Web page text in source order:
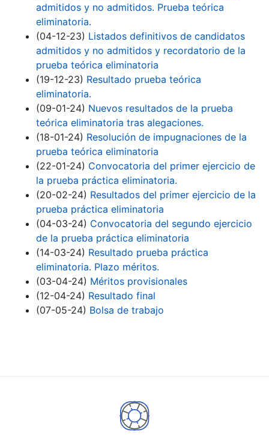
admitidos y no admitidos. Prueba teórica
eliminatoria.
(04-12-23) Listados definitivos de candidatos
admitidos y no admitidos y recordatorio de la
prueba teórica eliminatoria
(19-12-23) Resultado prueba teórica
eliminatoria.
(09-01-24) Nuevos resultados de la prueba
teórica eliminatoria tras alegaciones.
(18-01-24) Resolución de impugnaciones de la
prueba teórica eliminatoria
(22-01-24) Convocatoria del primer ejercicio de
la prueba práctica eliminatoria.
(20-02-24) Resultados del primer ejercicio de la
prueba práctica eliminatoria
(04-03-24) Convocatoria del segundo ejercicio
de la prueba práctica eliminatoria
(14-03-24) Resultado prueba práctica
eliminatoria. Plazo méritos.
(03-04-24) Méritos provisionales
(12-04-24) Resultado final
(07-05-24) Bolsa de trabajo